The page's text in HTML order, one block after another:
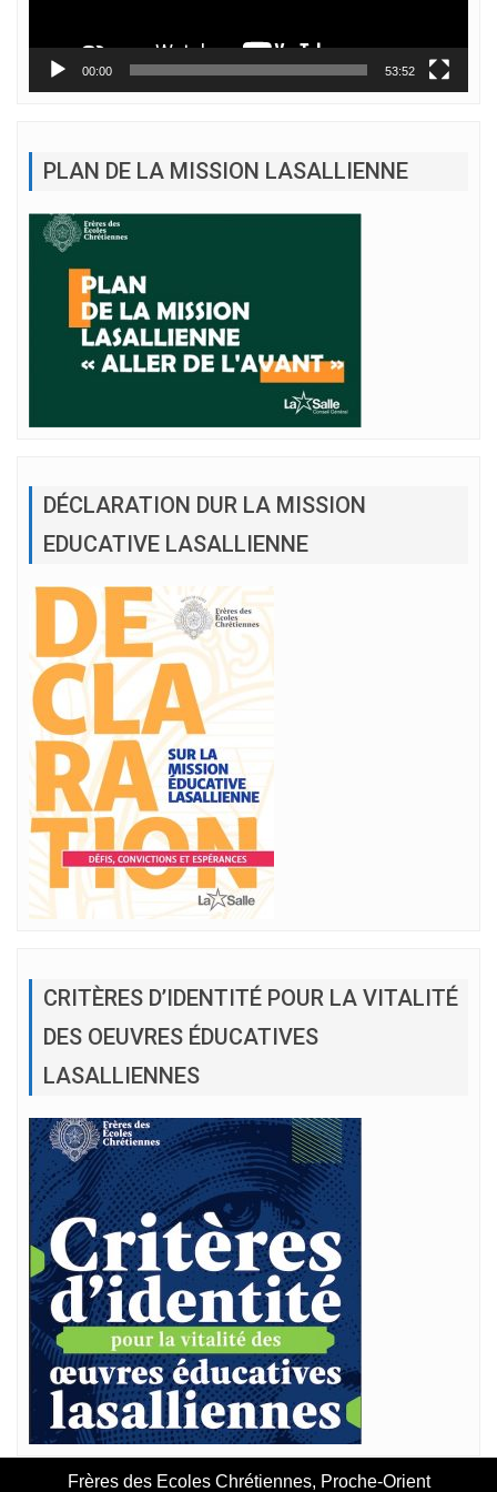
00:00 53:52
PLAN DE LA MISSION LASALLIENNE
DÉCLARATION DUR LA MISSION
EDUCATIVE LASALLIENNE
CRITÈRES D’IDENTITÉ POUR LA VITALITÉ
DES OEUVRES ÉDUCATIVES
LASALLIENNES
Frères des Ecoles Chrétiennes, Proche-Orient